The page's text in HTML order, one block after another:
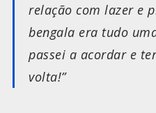
relação com lazer e
bengala era tudo
passei a acordar e
volta!”